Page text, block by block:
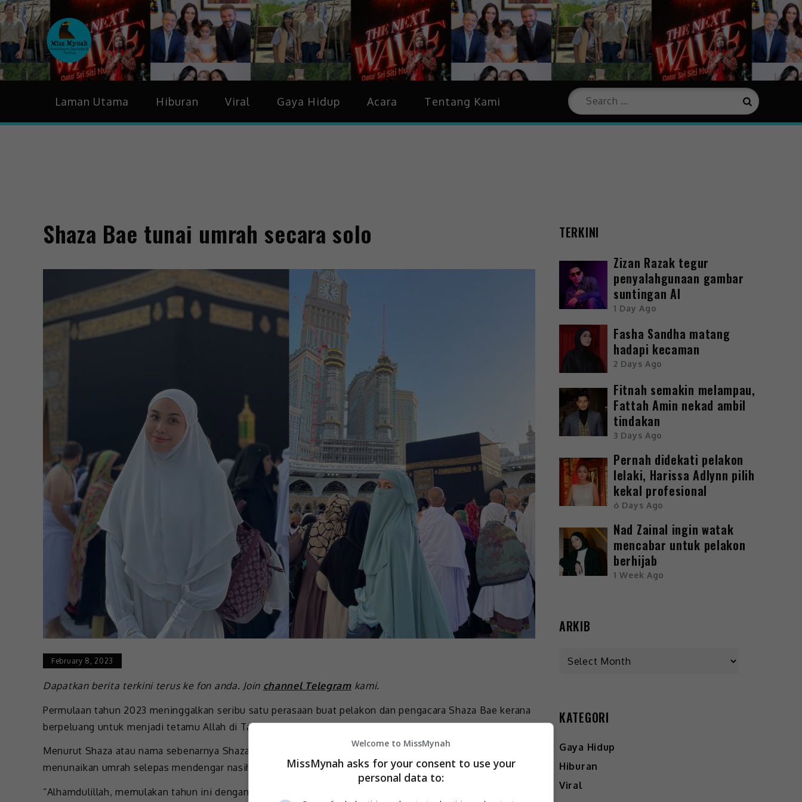
MissMynah
Portal Hiburan, Gaya Hidup & Trending
Laman Utama Hiburan Viral Gaya Hidup Acara Tentang Kami
Shaza Bae tunai umrah secara solo
February 8, 2023
Dapatkan berita terkini terus ke fon anda. Join channel Telegramkami.
Permulaan tahun 2023 meninggalkan seribu satu perasaan buat pelakon dan pengacara Shaza Bae kerana
berpeluang untuk menjadi tetamu Allah di Tanah Suci bagi menunaikan ibadah umrah.
Menurut Shaza atau nama sebenarnya Shaza Nuriman Mohamad Zamri, dia rasa terpanggil untuk
menunaikan umrah selepas mendengar nasihat ibunya, namun akui diri belum bersedia sepenuhnya.
“Alhamdulillah, memulakan tahun ini dengan kerumah Allah. Terima kasih ya Allah kerana telah
TERKINI
Zizan Razak tegur
penyalahgunaan gambar
suntingan AI
1 Day Ago
Fasha Sandha matang
hadapi kecaman
2 Days Ago
Fitnah semakin melampau,
Fattah Amin nekad ambil
tindakan
3 Days Ago
Pernah didekati pelakon
lelaki, Harissa Adlynn pilih
kekal profesional
6 Days Ago
Nad Zainal ingin watak
mencabar untuk pelakon
berhijab
1 Week Ago
ARKIB
KATEGORI
Gaya Hidup
Hiburan
Viral
Welcome to MissMynah
MissMynah asks for your consent to use your
personal data to: